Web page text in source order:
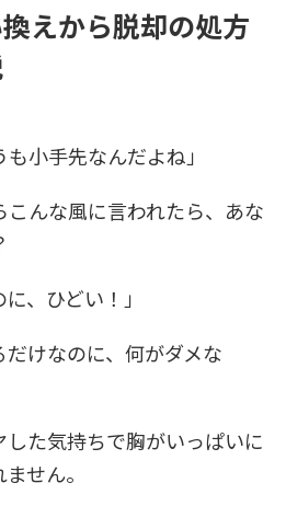
えから脱却の処方
小手先なんだよね」
んな風に言われたら、あな
、ひどい！」
だけなのに、何がダメな
た気持ちで胸がいっぱいに
せん。